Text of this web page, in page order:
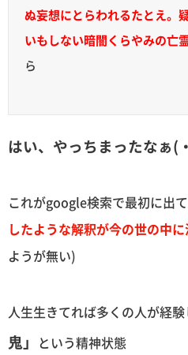
ぬ妄想にとらわれるたとえ。
いもしない暗闇くらやみの亡
ら
はい、やっちまったなぁ(
これがgoogle検索で最初に出
したような解釈が今の世の中
ようが無い)
人生生きてれば多くの人が経
鬼」 という精神状態